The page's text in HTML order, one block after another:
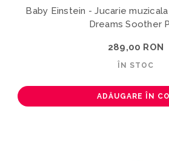
Baby Einstein - Jucarie
Dreams Soother
289,00 RON
ÎN STOC
ADĂUGARE ÎN